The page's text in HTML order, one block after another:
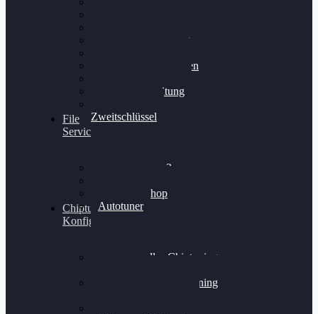
Getriebeoptimierung
Bremsscheiben planen
Felgenaufbereitung
Zweitschlüssel
File
Service
Alientech Kess3
Alientech Shop
Autotuner
Chiptuning
Konfigurator
Professionelles Chiptuning
Professionelles Chiptuning